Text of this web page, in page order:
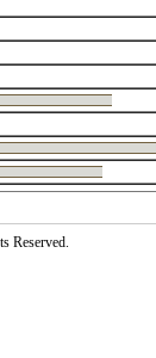
Reserved.